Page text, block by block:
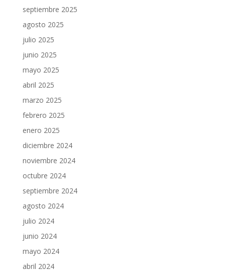
septiembre 2025
agosto 2025
julio 2025
junio 2025
mayo 2025
abril 2025
marzo 2025
febrero 2025
enero 2025
diciembre 2024
noviembre 2024
octubre 2024
septiembre 2024
agosto 2024
julio 2024
junio 2024
mayo 2024
abril 2024